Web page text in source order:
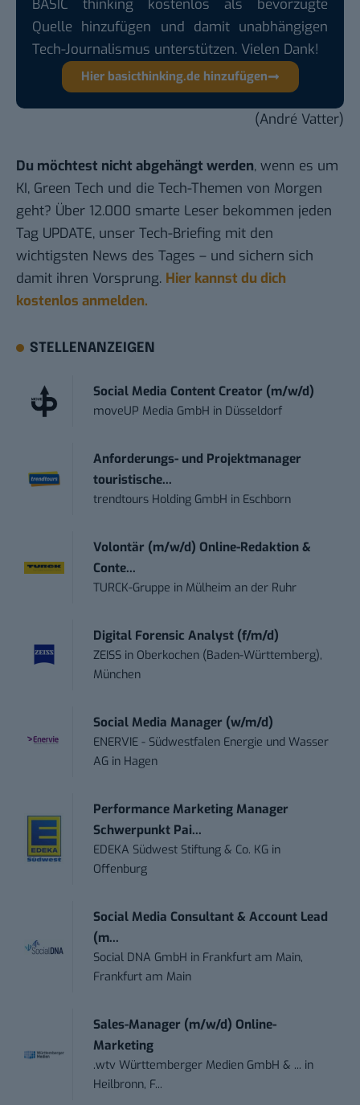
BASIC thinking kostenlos als bevorzugte
Quelle hinzufügen und damit unabhängigen
Tech-Journalismus unterstützen. Vielen Dank!
Hier basicthinking.de hinzufügen
(André Vatter)
Du möchtest nicht abgehängt werden, wenn es um
KI, Green Tech und die Tech-Themen von Morgen
geht? Über 12.000 smarte Leser bekommen jeden
Tag UPDATE, unser Tech-Briefing mit den
wichtigsten News des Tages – und sichern sich
damit ihren Vorsprung. Hier kannst du dich
kostenlos anmelden.
STELLENANZEIGEN
Social Media Content Creator (m/w/d)
moveUP Media GmbH in Düsseldorf
Anforderungs- und Projektmanager
touristische...
trendtours Holding GmbH in Eschborn
Volontär (m/w/d) Online-Redaktion &
Conte...
TURCK-Gruppe in Mülheim an der Ruhr
Digital Forensic Analyst (f/m/d)
ZEISS in Oberkochen (Baden-Württemberg),
München
Social Media Manager (w/m/d)
ENERVIE - Südwestfalen Energie und Wasser
AG in Hagen
Performance Marketing Manager
Schwerpunkt Pai...
EDEKA Südwest Stiftung & Co. KG in
Offenburg
Social Media Consultant & Account Lead
(m...
Social DNA GmbH in Frankfurt am Main,
Frankfurt am Main
Sales-Manager (m/w/d) Online-
Marketing
.wtv Württemberger Medien GmbH & ... in
Heilbronn, F...